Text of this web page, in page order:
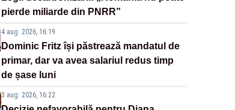
pierde miliarde din PNRR”
4 aug. 2026, 16:19
Dominic Fritz își păstrează mandatul de
primar, dar va avea salariul redus timp
de șase luni
3 aug. 2026, 16:22